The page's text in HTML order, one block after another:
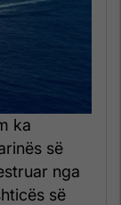
ka
së
nga
së